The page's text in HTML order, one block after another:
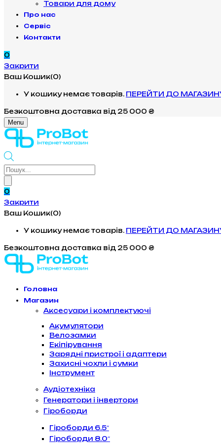
Товари для дому
Про нас
Сервіс
Контакти
0
Закрити
Ваш Кошик(0)
У кошику немає товарів. ПЕРЕЙТИ ДО
Безкоштовна доставка від 25 000 ₴
Menu
Products
0
Закрити
Ваш Кошик(0)
У кошику немає товарів. ПЕРЕЙТИ ДО
Безкоштовна доставка від 25 000 ₴
Головна
Магазин
Аксесуари і комплектуючі
Акумулятори
Велозамки
Екіпірування
Зарядні пристрої і адаптери
Захисні чохли і сумки
Інструмент
Аудіотехніка
Генератори і інвертори
Гіроборди
Гіроборди 6.5″
Гіроборди 8.0″